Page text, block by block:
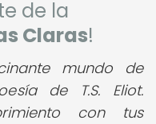
de la
Claras!
mundo de
de T.S. Eliot.
con tus